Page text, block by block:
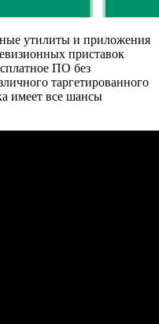
утилиты и приложения
приставок
ПО без
таргетированного
имеет все шансы